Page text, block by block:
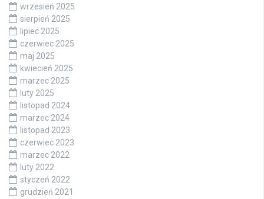
wrzesień 2025
sierpień 2025
lipiec 2025
czerwiec 2025
maj 2025
kwiecień 2025
marzec 2025
luty 2025
listopad 2024
marzec 2024
listopad 2023
czerwiec 2023
marzec 2022
luty 2022
styczeń 2022
grudzień 2021